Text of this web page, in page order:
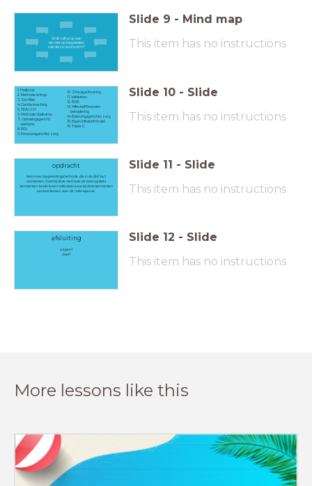
Wat valt je op aan
de visie op begeleiden
van deze woonvorm?
Slide 9 - Mind map
This item has no instructions
1. Heijkoop
2. Methode Urlings
3. Son Rise
4. Gentle teaching
5. TEACCH
6. Methode Vlaskamp
7. Oplossingsgericht
werkens
8. PDL
9. Persoonsgerichte zorg
10. Zintuigactivering
11. Validation
12. ROB
13. Affectief Bewuste
benadering
14. Belevingsgerichte zorg
15. Eigen initiatief model
16. Triple-C
Slide 10 - Slide
This item has no instructions
opdracht
Neem een begeleidingsmethode, die in de GHZ kan
voorkomen. Zoek bij deze methode de belangrijkste
kenmerken, bedenk een rollenspel waarbij deze kenmerken
aanbod komen, voer dit rollenspel uit.
Slide 11 - Slide
This item has no instructions
afsluiting
vragen?
doel?
Slide 12 - Slide
This item has no instructions
More lessons like this